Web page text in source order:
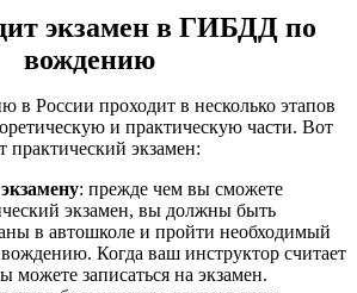
экзамен в ГИБДД по
вождению
в России проходит в несколько этапов
и практическую части. Вот
практический экзамен:
: прежде чем вы сможете
экзамен, вы должны быть
в автошколе и пройти необходимый
Когда ваш инструктор считает
можете записаться на экзамен.